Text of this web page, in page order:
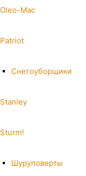
Oleo-Mac
Patriot
Снегоуборщики
Stanley
Sturm!
Шуруповерты